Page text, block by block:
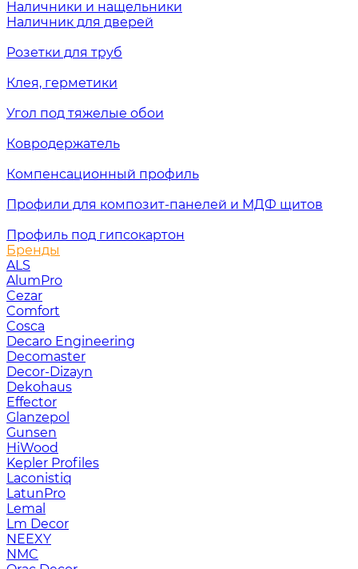
Наличники и нащельники
Наличник для дверей
Розетки для труб
Клея, герметики
Угол под тяжелые обои
Ковродержатель
Компенсационный профиль
Профили для композит-панелей и МДФ щитов
Профиль под гипсокартон
Бренды
ALS
AlumPro
Cezar
Comfort
Cosca
Decaro Engineering
Decomaster
Decor-Dizayn
Dekohaus
Effector
Glanzepol
Gunsen
HiWood
Kepler Profiles
Laconistiq
LatunPro
Lemal
Lm Decor
NEEXY
NMC